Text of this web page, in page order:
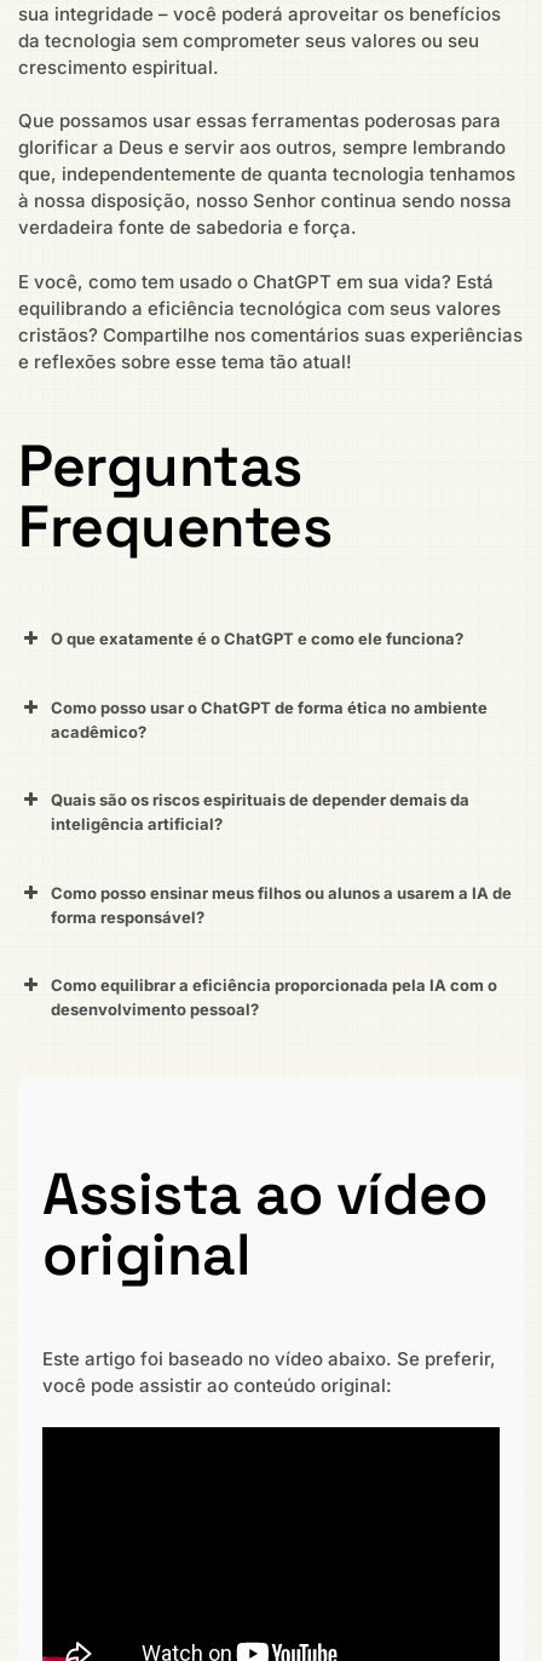
sua integridade – você poderá aproveitar os benefícios
da tecnologia sem comprometer seus valores ou seu
crescimento espiritual.
Que possamos usar essas ferramentas poderosas para
glorificar a Deus e servir aos outros, sempre lembrando
que, independentemente de quanta tecnologia tenhamos
à nossa disposição, nosso Senhor continua sendo nossa
verdadeira fonte de sabedoria e força.
E você, como tem usado o ChatGPT em sua vida? Está
equilibrando a eficiência tecnológica com seus valores
cristãos? Compartilhe nos comentários suas experiências
e reflexões sobre esse tema tão atual!
Perguntas
Frequentes
O que exatamente é o ChatGPT e como ele funciona?
Como posso usar o ChatGPT de forma ética no ambiente
acadêmico?
Quais são os riscos espirituais de depender demais da
inteligência artificial?
Como posso ensinar meus filhos ou alunos a usarem a IA de
forma responsável?
Como equilibrar a eficiência proporcionada pela IA com o
desenvolvimento pessoal?
Assista ao vídeo
original
Este artigo foi baseado no vídeo abaixo. Se preferir,
você pode assistir ao conteúdo original: